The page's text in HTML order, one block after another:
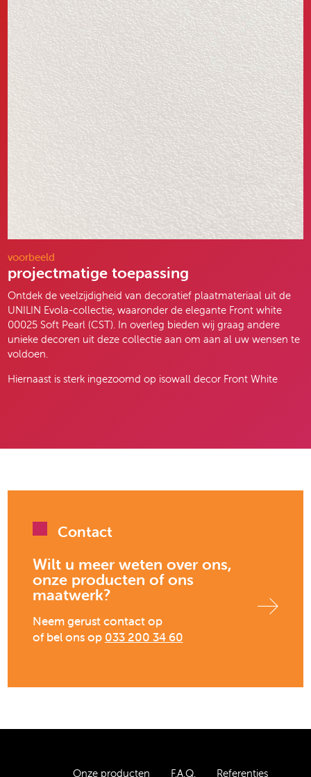
voorbeeld
projectmatige toepassing
Ontdek de veelzijdigheid van decoratief plaatmateriaal uit de
UNILIN Evola-collectie, waaronder de elegante Front white
00025 Soft Pearl (CST). In overleg bieden wij graag andere
unieke decoren uit deze collectie aan om aan al uw wensen te
voldoen.
Hiernaast is sterk ingezoomd op isowall decor Front White
Contact
Wilt u meer weten over ons,
onze producten of ons
maatwerk?
Neem gerust contact op
of bel ons op 033 200 34 60
Onze producten F.A.Q. Referenties